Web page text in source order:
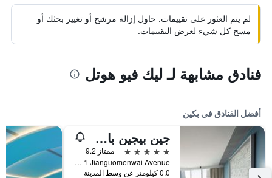
لم يتم العثور على تقييمات. حاول إزالة مرشح أو تغيير بحثك أو
مسح كل شيء لعرض التقييمات.
فنادق مشابهة لـ ليك فيو هوتل
أفضل الفنادق في بكين
جين بيجين باي شانغريلا
5 نجوم
ممتاز 9.2
No 1 Jianguomenwai Avenue, بكين, الصين
0.0 كيلومتر عن وسط المدينة